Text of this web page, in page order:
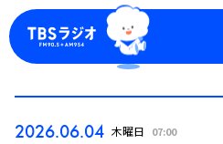
2026.06.04 木曜日 07:00